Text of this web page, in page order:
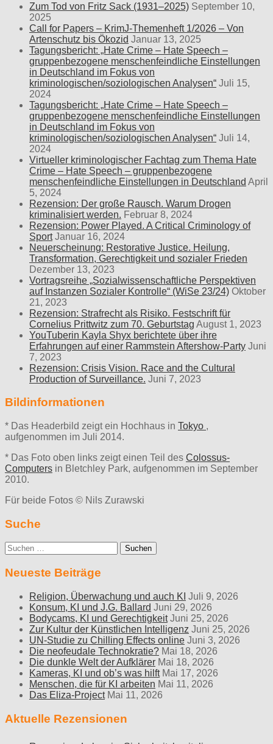
Zum Tod von Fritz Sack (1931–2025) September 10,
2025
Call for Papers – KrimJ-Themenheft 1/2026 – Von
Artenschutz bis Ökozid Januar 13, 2025
Tagungsbericht: „Hate Crime – Hate Speech –
gruppenbezogene menschenfeindliche Einstellungen
in Deutschland im Fokus von
kriminologischen/soziologischen Analysen“ Juli 15,
2024
Tagungsbericht: „Hate Crime – Hate Speech –
gruppenbezogene menschenfeindliche Einstellungen
in Deutschland im Fokus von
kriminologischen/soziologischen Analysen“ Juli 14,
2024
Virtueller kriminologischer Fachtag zum Thema Hate
Crime – Hate Speech – gruppenbezogene
menschenfeindliche Einstellungen in Deutschland April
5, 2024
Rezension: Der große Rausch. Warum Drogen
kriminalisiert werden. Februar 8, 2024
Rezension: Power Played. A Critical Criminology of
Sport Januar 16, 2024
Neuerscheinung: Restorative Justice. Heilung,
Transformation, Gerechtigkeit und sozialer Frieden
Dezember 13, 2023
Vortragsreihe „Sozialwissenschaftliche Perspektiven
auf Instanzen Sozialer Kontrolle“ (WiSe 23/24) Oktober
21, 2023
Rezension: Strafrecht als Risiko. Festschrift für
Cornelius Prittwitz zum 70. Geburtstag August 1, 2023
YouTuberin Kayla Shyx berichtete über ihre
Erfahrungen auf einer Rammstein Aftershow-Party Juni
7, 2023
Rezension: Crisis Vision. Race and the Cultural
Production of Surveillance. Juni 7, 2023
Bildinformationen
* Das Headerbild zeigt ein Hochhaus in Tokyo ,
aufgenommen im Juli 2014.
* Das Foto oben links zeigt einen Teil des Colossus-
Computers in Bletchley Park, aufgenommen im September
2010.
Für beide Fotos © Nils Zurawski
Suche
Suche
nach:
Neueste Beiträge
Religion, Überwachung und auch KI Juli 9, 2026
Konsum, KI und J.G. Ballard Juni 29, 2026
Bodycams, KI und Gerechtigkeit Juni 25, 2026
Zur Kultur der Künstlichen Intelligenz Juni 25, 2026
UN-Studie zu Chilling Effects online Juni 3, 2026
Die neofeudale Technokratie? Mai 18, 2026
Die dunkle Welt der Aufklärer Mai 18, 2026
Kameras, KI und ob’s was hilft Mai 17, 2026
Menschen, die für KI arbeiten Mai 11, 2026
Das Eliza-Project Mai 11, 2026
Aktuelle Rezensionen